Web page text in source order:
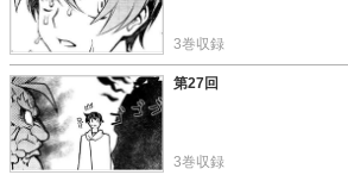
この話を読む
3巻収録
この話を読む
第27回
3巻収録